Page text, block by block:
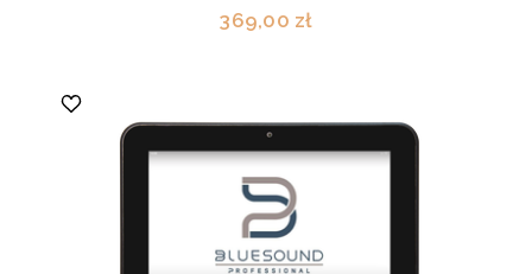
369,00 zł